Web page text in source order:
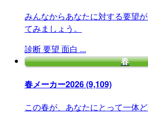
みんなからあなたに対する要望
てみましょう。
診断要望 面白 ...
春
春メーカー2026(9,109)
この春が、あなたにとって一体